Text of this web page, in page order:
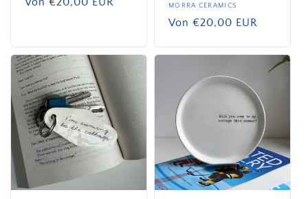
Anbieter:
MORRA CERAMICS
Normaler
Von €20,00 EUR